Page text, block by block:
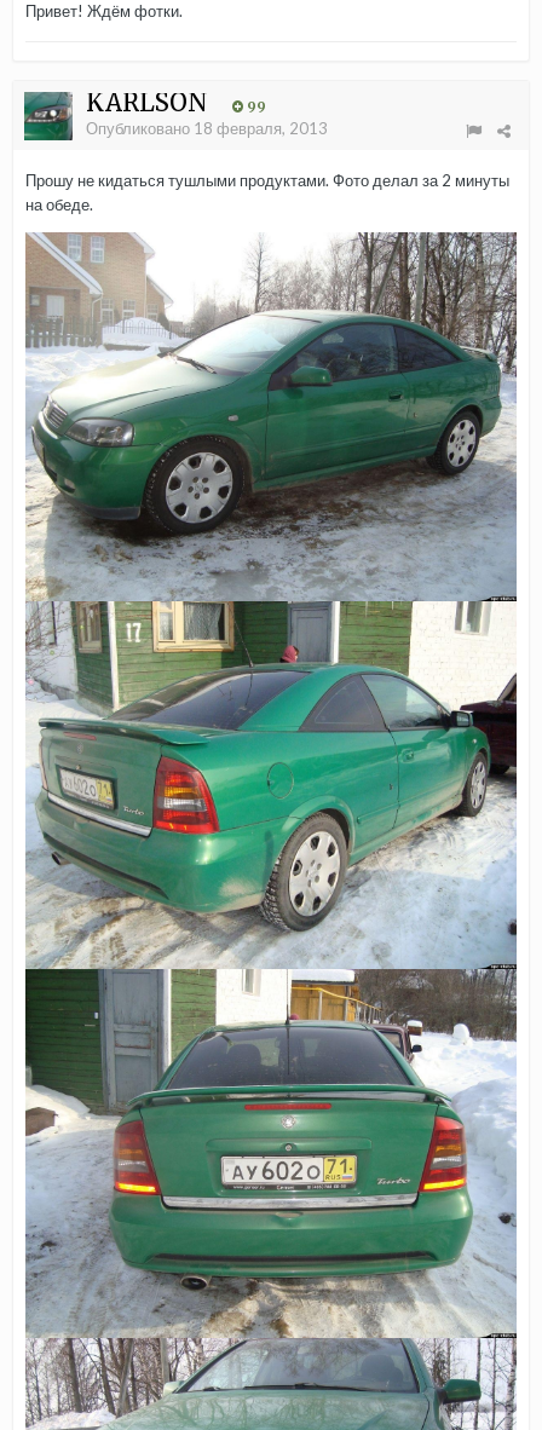
Привет! Ждём фотки.
KARLSON 99
Опубликовано 18 февраля, 2013
Прошу не кидаться тушлыми продуктами. Фото делал за 2 минуты
на обеде.